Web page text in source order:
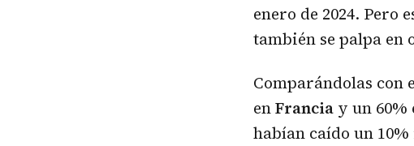
enero de 2024. Pero
también se palpa en
Comparándolas con
enFrancia y un 60%
habían caído un